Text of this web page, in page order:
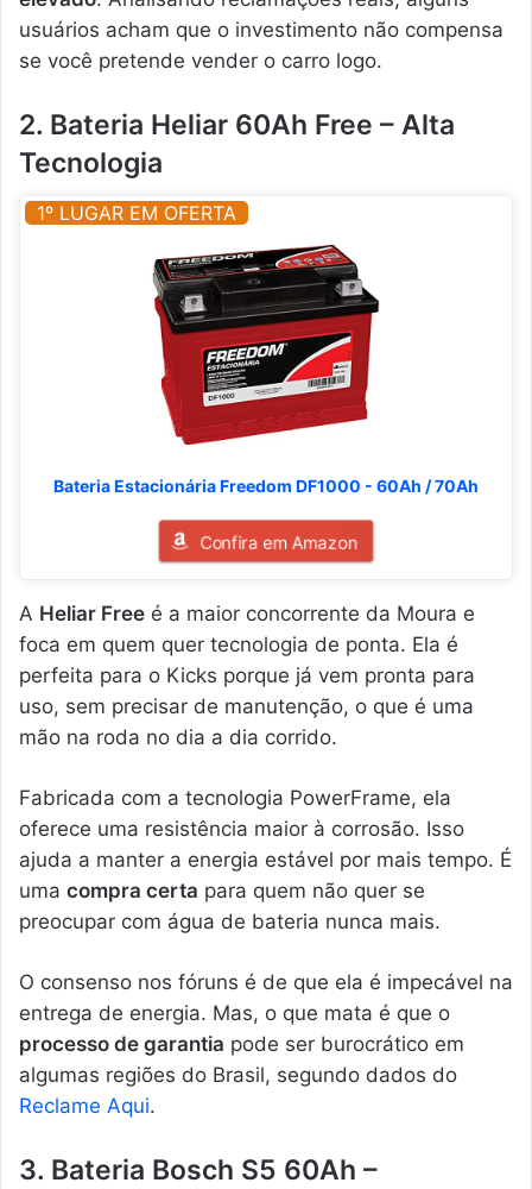
usuários acham que o investimento não compensa
se você pretende vender o carro logo.
2. Bateria Heliar 60Ah Free – Alta
Tecnologia
1º LUGAR EM OFERTA
Bateria Estacionária Freedom DF1000 - 60Ah / 70Ah
Confira em Amazon
A Heliar Free é a maior concorrente da Moura e
foca em quem quer tecnologia de ponta. Ela é
perfeita para o Kicks porque já vem pronta para
uso, sem precisar de manutenção, o que é uma
mão na roda no dia a dia corrido.
Fabricada com a tecnologia PowerFrame, ela
oferece uma resistência maior à corrosão. Isso
ajuda a manter a energia estável por mais tempo. É
uma compra certa para quem não quer se
preocupar com água de bateria nunca mais.
O consenso nos fóruns é de que ela é impecável na
entrega de energia. Mas, o que mata é que o
processo de garantia pode ser burocrático em
algumas regiões do Brasil, segundo dados do
Reclame Aqui.
3. Bateria Bosch S5 60Ah –